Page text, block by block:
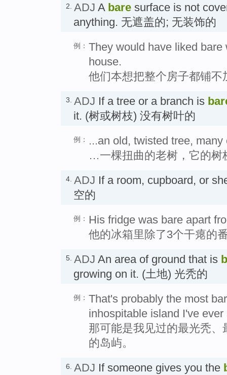
2. ADJ A bare surface is not
anything. 无遮盖的; 无装饰的
例： They would have liked
house.
他们本想把整个房子都铺不
3. ADJ If a tree or a branch is
it. (树或树枝) 没有树叶的
例：
...an old, twisted tree,
…一棵扭曲的老树，它的树
4. ADJ If a room, cupboard, or
空的
例： His fridge was bare apart
他的冰箱里除了3个干瘪的
5. ADJ An area of ground that is
growing on it. (土地) 光秃的
例： That's probably the most
inhospitable island I've ever
那可能是我见过的最光秃
的岛屿。
6. ADJ If someone gives you the